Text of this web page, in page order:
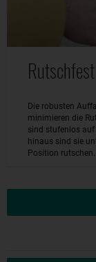
Die robusten
minimieren die
sind stufenlos
hinaus sind sie
Position rutschen.